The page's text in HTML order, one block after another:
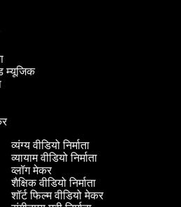
म्यूजिक
व्यंग्य वीडियो निर्माता
व्यायाम वीडियो निर्माता
व्लॉग मेकर
शैक्षिक वीडियो निर्माता
शॉर्ट फिल्म वीडियो मेकर